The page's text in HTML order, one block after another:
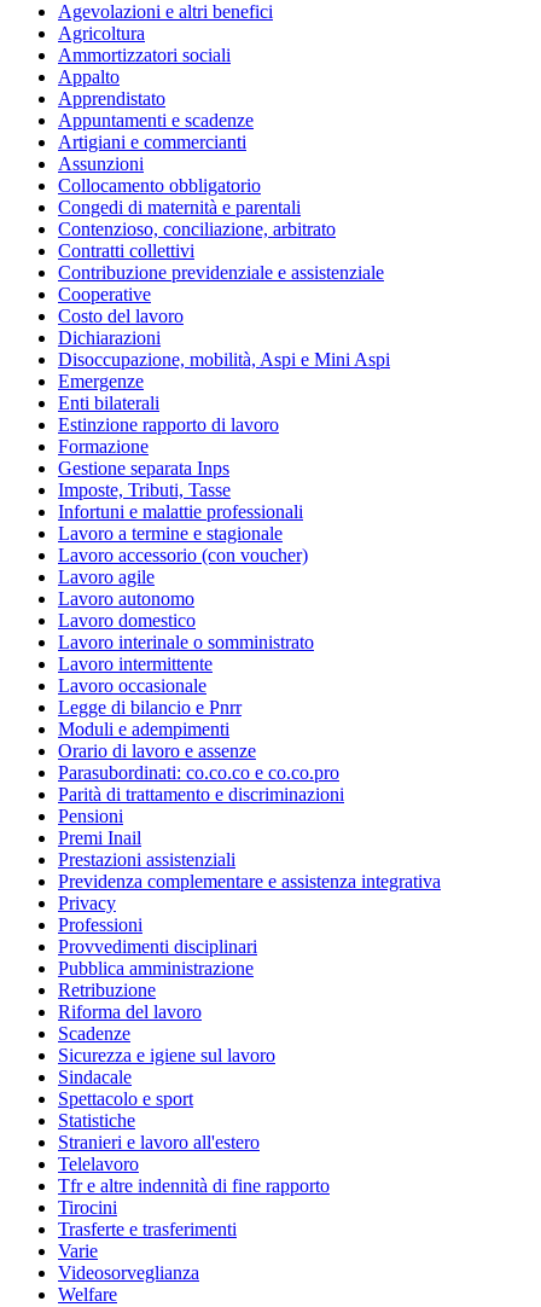
Agevolazioni e altri benefici
Agricoltura
Ammortizzatori sociali
Appalto
Apprendistato
Appuntamenti e scadenze
Artigiani e commercianti
Assunzioni
Collocamento obbligatorio
Congedi di maternità e parentali
Contenzioso, conciliazione, arbitrato
Contratti collettivi
Contribuzione previdenziale e assistenziale
Cooperative
Costo del lavoro
Dichiarazioni
Disoccupazione, mobilità, Aspi e Mini Aspi
Emergenze
Enti bilaterali
Estinzione rapporto di lavoro
Formazione
Gestione separata Inps
Imposte, Tributi, Tasse
Infortuni e malattie professionali
Lavoro a termine e stagionale
Lavoro accessorio (con voucher)
Lavoro agile
Lavoro autonomo
Lavoro domestico
Lavoro interinale o somministrato
Lavoro intermittente
Lavoro occasionale
Legge di bilancio e Pnrr
Moduli e adempimenti
Orario di lavoro e assenze
Parasubordinati: co.co.co e co.co.pro
Parità di trattamento e discriminazioni
Pensioni
Premi Inail
Prestazioni assistenziali
Previdenza complementare e assistenza integrativa
Privacy
Professioni
Provvedimenti disciplinari
Pubblica amministrazione
Retribuzione
Riforma del lavoro
Scadenze
Sicurezza e igiene sul lavoro
Sindacale
Spettacolo e sport
Statistiche
Stranieri e lavoro all'estero
Telelavoro
Tfr e altre indennità di fine rapporto
Tirocini
Trasferte e trasferimenti
Varie
Videosorveglianza
Welfare